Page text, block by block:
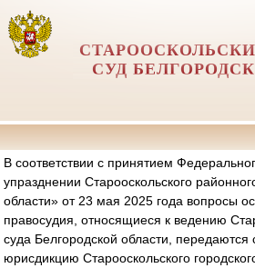
СУД
В соответствии с принятием
упразднении Старооскольского
области» от 23 мая 2025 года вопросы
правосудия, относящиеся к ведению
суда Белгородской области,
юрисдикцию Старооскольского